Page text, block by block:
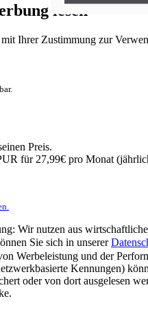
lesen
Ihrer Zustimmung zur
Preis.
für 27,99€ pro Monat
Wir nutzen aus
Sie sich in unserer
Werbeleistung und der
Kennungen)
oder von dort ausgelesen